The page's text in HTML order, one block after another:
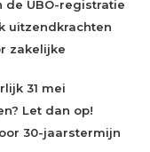
de UBO-registratie
uitzendkrachten
zakelijke
31 mei
Let dan op!
30-jaarstermijn